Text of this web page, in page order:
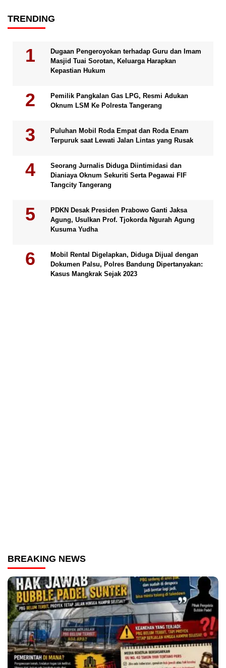
TRENDING
Dugaan Pengeroyokan terhadap Guru dan Imam
Masjid Tuai Sorotan, Keluarga Harapkan
Kepastian Hukum
Pemilik Pangkalan Gas LPG, Resmi Adukan
Oknum LSM Ke Polresta Tangerang
Puluhan Mobil Roda Empat dan Roda Enam
Terpuruk saat Lewati Jalan Lintas yang Rusak
Seorang Jurnalis Diduga Diintimidasi dan
Dianiaya Oknum Sekuriti Serta Pegawai FIF
Tangcity Tangerang
PDKN Desak Presiden Prabowo Ganti Jaksa
Agung, Usulkan Prof. Tjokorda Ngurah Agung
Kusuma Yudha
Mobil Rental Digelapkan, Diduga Dijual dengan
Dokumen Palsu, Polres Bandung Dipertanyakan:
Kasus Mangkrak Sejak 2023
BREAKING NEWS